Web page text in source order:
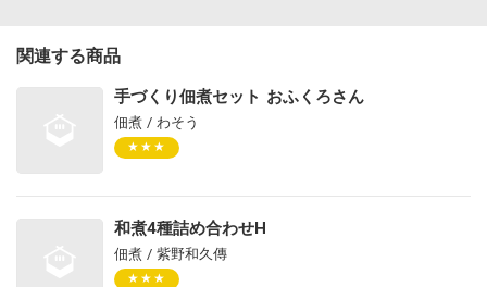
関連する商品
手づくり佃煮セット おふくろさん
佃煮 / わそう
★★★
和煮4種詰め合わせH
佃煮 / 紫野和久傳
★★★